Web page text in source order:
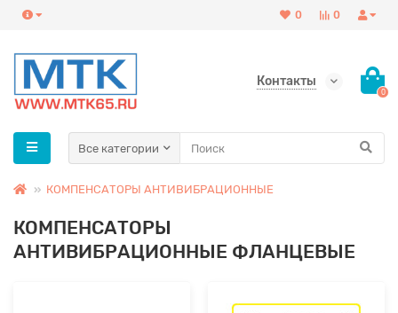
0
0
Контакты
0
Все категории
КОМПЕНСАТОРЫ АНТИВИБРАЦИОННЫЕ
КОМПЕНСАТОРЫ
АНТИВИБРАЦИОННЫЕ ФЛАНЦЕВЫЕ